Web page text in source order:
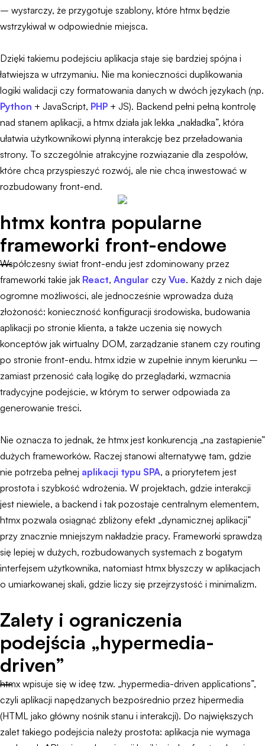
– wystarczy, że przygotuje szablony, które htmx będzie
wstrzykiwał w odpowiednie miejsca.
Dzięki takiemu podejściu aplikacja staje się bardziej spójna i
łatwiejsza w utrzymaniu. Nie ma konieczności duplikowania
logiki walidacji czy formatowania danych w dwóch językach (np.
Python + JavaScript, PHP + JS). Backend pełni pełną kontrolę
nad stanem aplikacji, a htmx działa jak lekka „nakładka”, która
ułatwia użytkownikowi płynną interakcję bez przeładowania
strony. To szczególnie atrakcyjne rozwiązanie dla zespołów,
które chcą przyspieszyć rozwój, ale nie chcą inwestować w
rozbudowany front-end.
htmx kontra popularne
frameworki front-endowe
Współczesny świat front-endu jest zdominowany przez
frameworki takie jak React, Angular czy Vue. Każdy z nich daje
ogromne możliwości, ale jednocześnie wprowadza dużą
złożoność: konieczność konfiguracji środowiska, budowania
aplikacji po stronie klienta, a także uczenia się nowych
konceptów jak wirtualny DOM, zarządzanie stanem czy routing
po stronie front-endu. htmx idzie w zupełnie innym kierunku –
zamiast przenosić całą logikę do przeglądarki, wzmacnia
tradycyjne podejście, w którym to serwer odpowiada za
generowanie treści.
Nie oznacza to jednak, że htmx jest konkurencją „na zastąpienie”
dużych frameworków. Raczej stanowi alternatywę tam, gdzie
nie potrzeba pełnej aplikacji typu SPA, a priorytetem jest
prostota i szybkość wdrożenia. W projektach, gdzie interakcji
jest niewiele, a backend i tak pozostaje centralnym elementem,
htmx pozwala osiągnąć zbliżony efekt „dynamicznej aplikacji”
przy znacznie mniejszym nakładzie pracy. Frameworki sprawdzą
się lepiej w dużych, rozbudowanych systemach z bogatym
interfejsem użytkownika, natomiast htmx błyszczy w aplikacjach
o umiarkowanej skali, gdzie liczy się przejrzystość i minimalizm.
Zalety i ograniczenia
podejścia „hypermedia-
driven”
htmx wpisuje się w ideę tzw. „hypermedia-driven applications”,
czyli aplikacji napędzanych bezpośrednio przez hipermedia
(HTML jako główny nośnik stanu i interakcji). Do największych
zalet takiego podejścia należy prostota: aplikacja nie wymaga